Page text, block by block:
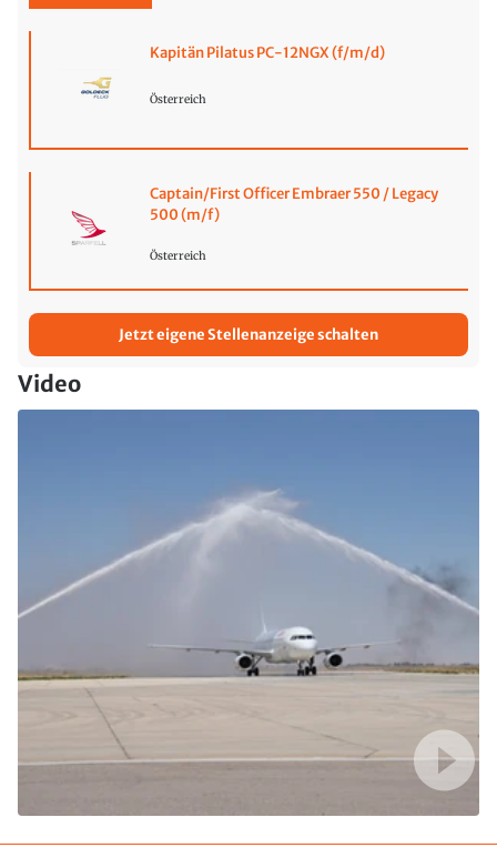
Kapitän Pilatus PC-12NGX (f/m/d)
Österreich
Captain/First Officer Embraer 550 / Legacy
500 (m/f)
Österreich
Jetzt eigene Stellenanzeige schalten
Video